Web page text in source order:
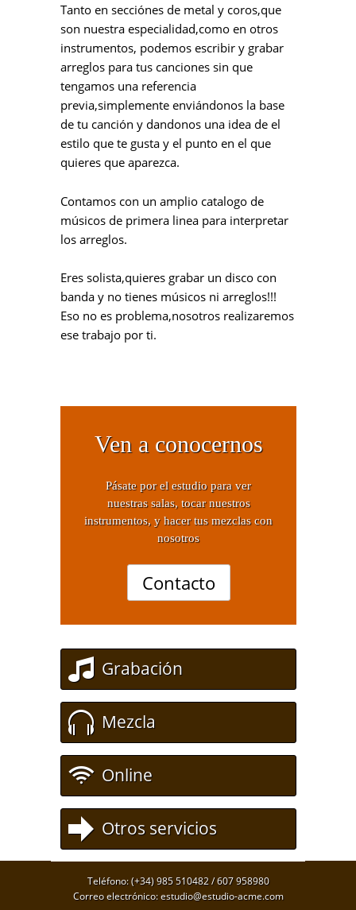
Tanto en secciónes de metal y coros,que
son nuestra especialidad,como en otros
instrumentos, podemos escribir y grabar
arreglos para tus canciones sin que
tengamos una referencia
previa,simplemente enviándonos la base
de tu canción y dandonos una idea de el
estilo que te gusta y el punto en el que
quieres que aparezca.
Contamos con un amplio catalogo de
músicos de primera linea para interpretar
los arreglos.
Eres solista,quieres grabar un disco con
banda y no tienes músicos ni arreglos!!!
Eso no es problema,nosotros realizaremos
ese trabajo por ti.
Ven a conocernos
Pásate por el estudio para ver
nuestras salas, tocar nuestros
instrumentos, y hacer tus mezclas con
nosotros
Contacto
Grabación
Mezcla
Online
Otros servicios
Teléfono: (+34) 985 510482 / 607 958980
Correo electrónico: estudio@estudio-acme.com